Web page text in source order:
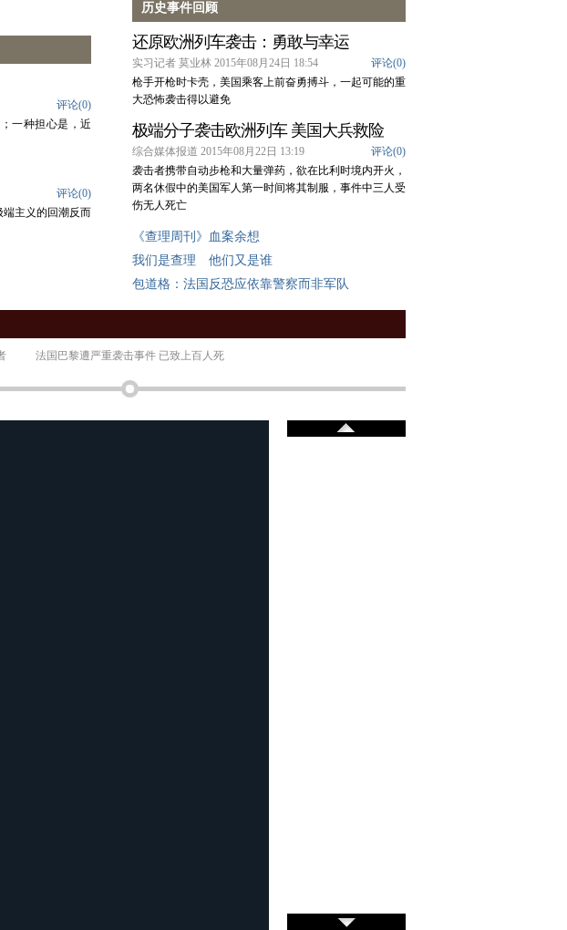
评论(0)
一种担心是，近
评论(0)
端主义的回潮反而
历史事件回顾
还原欧洲列车袭击：勇敢与幸运
评论(0)
实习记者 莫业林 2015年08月24日 18:54
枪手开枪时卡壳，美国乘客上前奋勇搏斗，一起可能的重
大恐怖袭击得以避免
极端分子袭击欧洲列车 美国大兵救险
评论(0)
综合媒体报道 2015年08月22日 13:19
袭击者携带自动步枪和大量弹药，欲在比利时境内开火，
两名休假中的美国军人第一时间将其制服，事件中三人受
伤无人死亡
《查理周刊》血案余想
我们是查理 他们又是谁
包道格：法国反恐应依靠警察而非军队
法国巴黎遭严重袭击事件 已致上百人死